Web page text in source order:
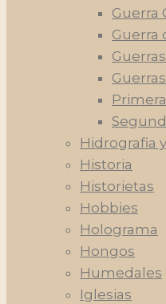
Guerra
Guerra
Hidrografia
Historia
Historietas
Hobbies
Holograma
Hongos
Humedales
Iglesias